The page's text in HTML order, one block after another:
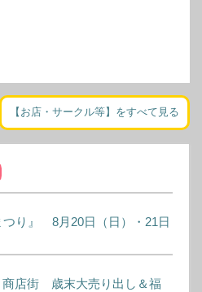
【お店・サークル等】をすべて見る
り』 8月20日（日）・21日
商店街 歳末大売り出し＆福